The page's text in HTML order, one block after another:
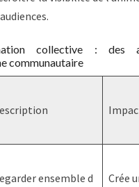
collective : des
communautaire
ensemble d
Crée